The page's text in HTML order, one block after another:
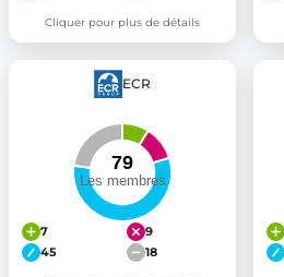
Cliquer pour plus de détails
ECR
7
9
45
18